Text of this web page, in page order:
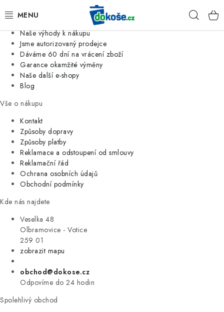
Jsme tradiční česká firma
Naše výhody k nákupu
Jsme autorizovaný prodejce
Dáváme 60 dní na vrácení zboží
Garance okamžité výměny
Naše další e-shopy
Blog
Vše o nákupu
Kontakt
Způsoby dopravy
Způsoby platby
Reklamace a odstoupení od smlouvy
Reklamační řád
Ochrana osobních údajů
Obchodní podmínky
Kde nás najdete
Veselka 48
Olbramovice - Votice
259 01
zobrazit mapu
obchod@dokose.cz
Odpovíme do 24 hodin
Spolehlivý obchod
KOŠE
SÁČKY
KUCHYNĚ
ORGANIZACE
DOMÁCNOST
ÚKLID
VÝPRODEJ
ZNAČKY
Úvod Kontakt Blog
Moje objednávka